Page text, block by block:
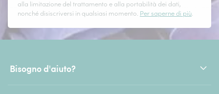
alla limitazione del trattamento e alla portabilità dei dati,
nonché disiscriversi in qualsiasi momento. Per saperne di più.
Bisogno d'aiuto?